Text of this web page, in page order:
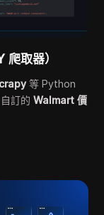
取器）
等 Python
自訂的Walmart 價